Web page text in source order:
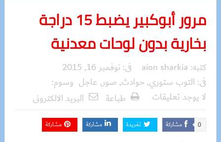
مرور أبوكبير يضبط 15 دراجة
بخارية بدون لوحات معدنية
كتبه: aion sharkia فى: نوفمبر 16, 2015
فى: التوب ستوري, حوادث, صور, عاجل وسوم:
لا يوجد تعليقات
طباعة البريد الالكترونى
مشاركة 0 تغريدة مشاركة مشاركة